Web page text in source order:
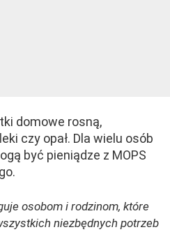
domowe rosną,
czy opał. Dla wielu osób
być pieniądze z MOPS
osobom i rodzinom, które
niezbędnych potrzeb